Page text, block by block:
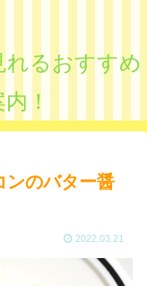
れるおすすめ
！
ンのバター醤
2022.03.21